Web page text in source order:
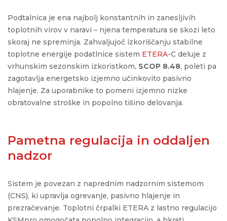
Podtalnica je ena najbolj konstantnih in zanesljivih
toplotnih virov v naravi – njena temperatura se skozi leto
skoraj ne spreminja. Zahvaljujoč izkoriščanju stabilne
toplotne energije podatlnice sistem ETERA-C deluje z
vrhunskim sezonskim izkoristkom, SCOP 8.48, poleti pa
zagotavlja energetsko izjemno učinkovito pasivno
hlajenje. Za uporabnike to pomeni izjemno nizke
obratovalne stroške in popolno tišino delovanja.
Pametna regulacija in oddaljen
nadzor
Sistem je povezan z naprednim nadzornim sistemom
(CNS), ki upravlja ogrevanje, pasivno hlajenje in
prezračevanje. Toplotni črpalki ETERA z lastno regulacijo